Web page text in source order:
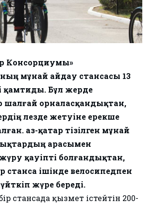
Консорциумы»
мұнай айдау стансасы 13
қамтиды. Бұл жерде
шалғай орналасқандықтан,
лезде жетуіне ерекше
Қаз-қатар тізілген мұнай
арасымен
қауіпті болғандықтан,
ішінде велосипедпен
жүре береді.
стансада қызмет істейтін 200-